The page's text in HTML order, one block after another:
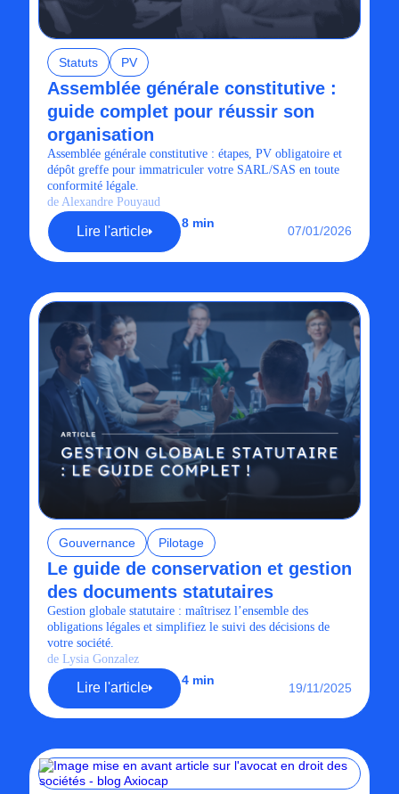
Statuts PV
Assemblée générale constitutive :
guide complet pour réussir son
organisation
Assemblée générale constitutive : étapes, PV obligatoire et
dépôt greffe pour immatriculer votre SARL/SAS en toute
conformité légale.
de Alexandre Pouyaud
Lire l'article
8 min
07/01/2026
Gouvernance Pilotage
Le guide de conservation et gestion
des documents statutaires
Gestion globale statutaire : maîtrisez l’ensemble des
obligations légales et simplifiez le suivi des décisions de
votre société.
de Lysia Gonzalez
Lire l'article
4 min
19/11/2025